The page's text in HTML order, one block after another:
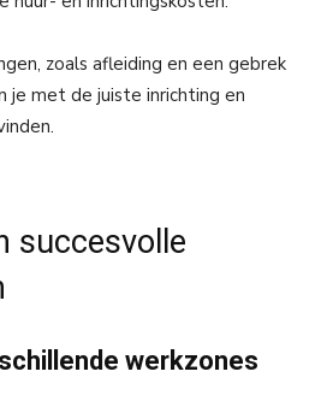
zoals afleiding en een gebrek
je met de juiste inrichting en
succesvolle
werkzones